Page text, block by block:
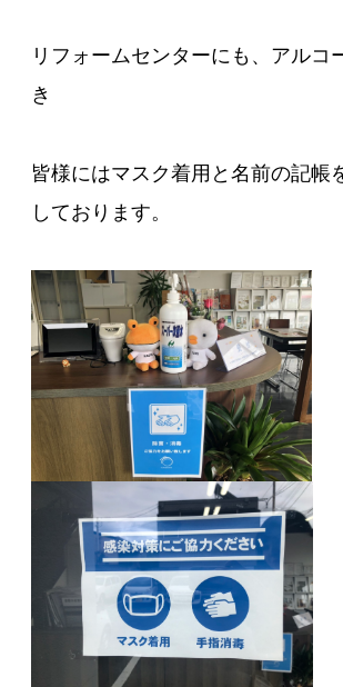
リフォームセンターにも、アルコ
き
皆様にはマスク着用と名前の記帳
しております。